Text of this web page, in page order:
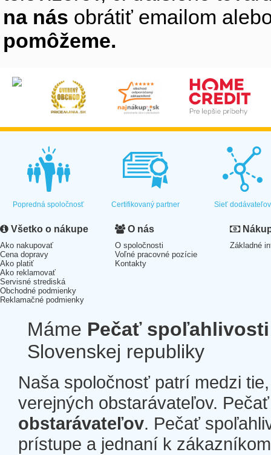
na nás obrátiť emailom
pomôžeme.
Popredná spoločnosť Certifikovaný partner Sieť dodávateľov
Všetko o nákupe
Ako nakupovať
Cena dopravy
Ako platiť
Ako reklamovať
Servisné strediská
Obchodné podmienky
Reklamačné podmienky
O nás
O spoločnosti
Voľné pracovné pozície
Kontakty
Základné
Máme Pečať spoľahlivosti
Slovenskej republiky
Naša spoločnosť patrí medzi
verejných obstarávateľov.
obstarávateľov. Pečať
prístupe a jednaní k